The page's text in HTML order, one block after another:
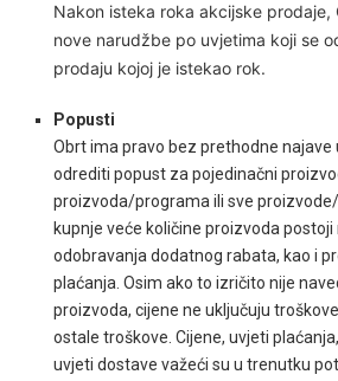
Nakon isteka roka akcijske
nove narudžbe po uvjetima koji se
prodaju kojoj je istekao rok.
Popusti
Obrt ima pravo bez prethodne
odrediti popust za pojedinačni
proizvoda/programa ili sve
kupnje veće količine proizvoda
odobravanja dodatnog rabata, kao i
plaćanja. Osim ako to izričito nije
proizvoda, cijene ne uključuju
ostale troškove. Cijene, uvjeti
uvjeti dostave važeći su u trenutku